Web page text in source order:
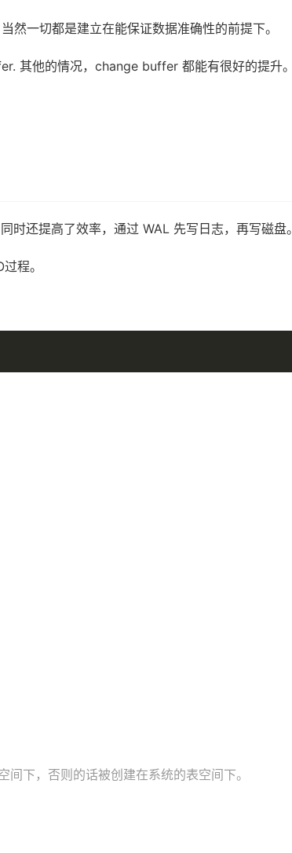
然一切都是建立在能保证数据准确性的前提下。
其他的情况，change buffer 都能有很好的提升。
还提高了效率，通过 WAL 先写日志，再写磁盘。
程。
下，否则的话被创建在系统的表空间下。